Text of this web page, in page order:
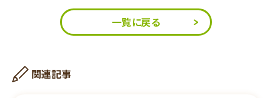
一覧に戻る
関連記事